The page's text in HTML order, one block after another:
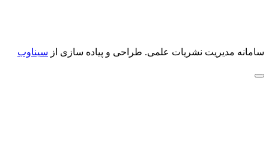
سامانه مدیریت نشریات علمی. طراحی و پیاده سازی از سیناوب